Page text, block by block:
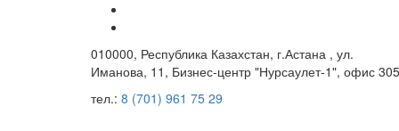
010000, Республика Казахстан, г.Астана , ул.
Иманова, 11, Бизнес-центр "Нурсаулет-1", офис
тел.: 8 (701) 961 75 29